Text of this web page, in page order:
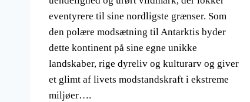
eventyrere til sine nordligste grænser. Som
den polære modsætning til Antarktis byder
dette kontinent på sine egne unikke
landskaber, rige dyreliv og kulturarv og giver
et glimt af livets modstandskraft i ekstreme
miljøer….